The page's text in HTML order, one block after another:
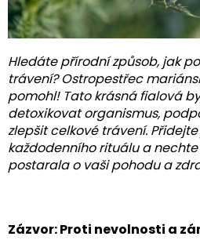
Hledáte přírodní způsob, jak
trávení? Ostropestřec
pomohl! Tato krásná fialová
detoxikovat organismus,
zlepšit celkové trávení.
každodenního rituálu a
postarala o vaši pohodu a
Zázvor: Proti nevolnosti a